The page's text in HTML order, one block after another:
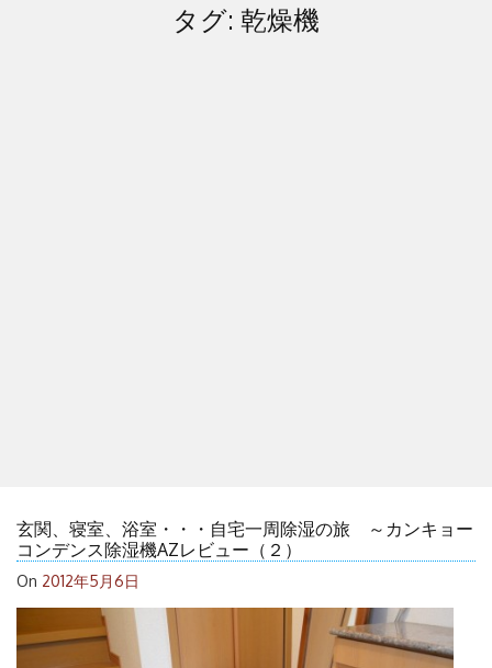
タグ: 乾燥機
玄関、寝室、浴室・・・自宅一周除湿の旅 ～カンキョー
コンデンス除湿機AZレビュー（２）
On 2012年5月6日